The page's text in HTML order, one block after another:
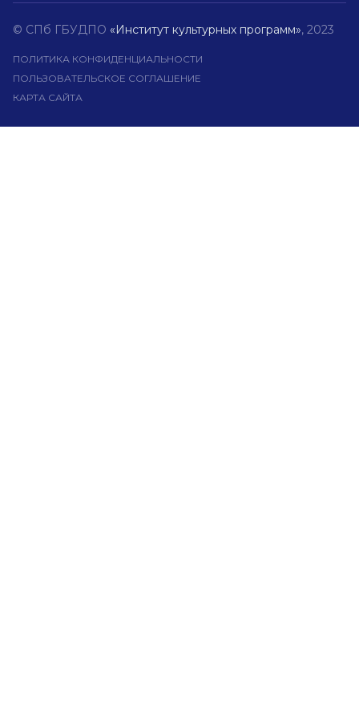
© СПб ГБУДПО «Институт культурных программ», 2023
ПОЛИТИКА КОНФИДЕНЦИАЛЬНОСТИ
ПОЛЬЗОВАТЕЛЬСКОЕ СОГЛАШЕНИЕ
КАРТА САЙТА